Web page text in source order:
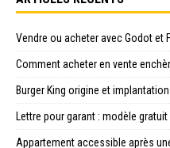
Vendre ou acheter avec Godot et
Comment acheter en vente
Burger King origine et
Lettre pour garant : modèle
Appartement accessible après